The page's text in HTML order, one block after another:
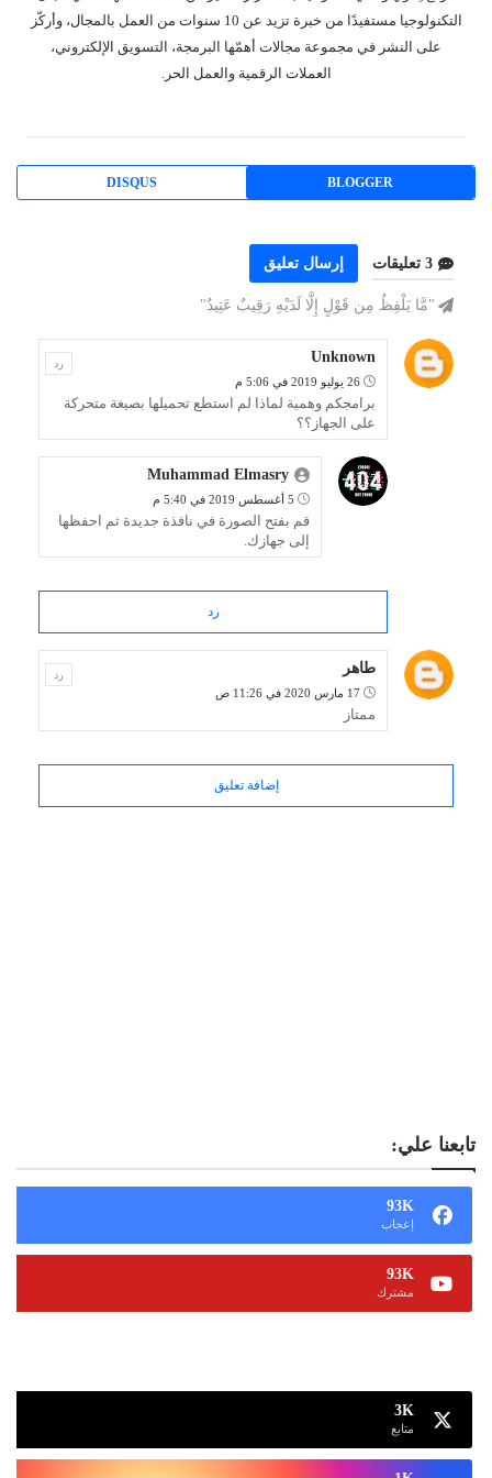
التكنولوجيا مستفيدًا من خبرة تزيد عن 10 سنوات من العمل بالمجال، وأركّز
على النشر في مجموعة مجالات أهمّها البرمجة، التسويق الإلكتروني،
العملات الرقمية والعمل الحر.
BLOGGER
DISQUS
3 تعليقات إرسال تعليق
"مَّا يَلْفِظُ مِن قَوْلٍ إِلَّا لَدَيْهِ رَقِيبٌ عَتِيدٌ"
Unknown
26 يوليو 2019 في 5:06 م
برامجكم وهمية لماذا لم استطع تحميلها بصيغة متحركة
على الجهاز؟؟
رد
Muhammad Elmasry
5 أغسطس 2019 في 5:40 م
قم بفتح الصورة في نافذة جديدة ثم احفظها
إلى جهازك.
رد
طاهر
17 مارس 2020 في 11:26 ص
ممتاز
رد
إضافة تعليق
تابعنا علي:
93K
إعجاب
93K
مشترك
3K
متابع